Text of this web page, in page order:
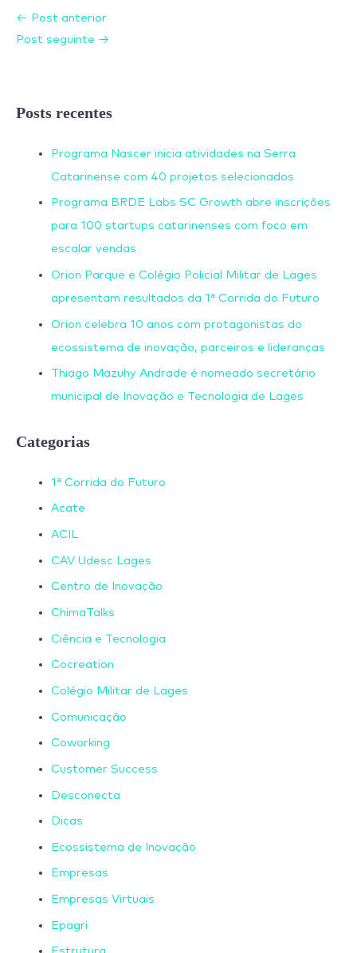
← Post anterior
Post seguinte →
Posts recentes
Programa Nascer inicia atividades na Serra
Catarinense com 40 projetos selecionados
Programa BRDE Labs SC Growth abre inscrições
para 100 startups catarinenses com foco em
escalar vendas
Orion Parque e Colégio Policial Militar de Lages
apresentam resultados da 1ª Corrida do Futuro
Orion celebra 10 anos com protagonistas do
ecossistema de inovação, parceiros e lideranças
Thiago Mazuhy Andrade é nomeado secretário
municipal de Inovação e Tecnologia de Lages
Categorias
1ª Corrida do Futuro
Acate
ACIL
CAV Udesc Lages
Centro de Inovação
ChimaTalks
Ciência e Tecnologia
Cocreation
Colégio Militar de Lages
Comunicação
Coworking
Customer Success
Desconecta
Dicas
Ecossistema de Inovação
Empresas
Empresas Virtuais
Epagri